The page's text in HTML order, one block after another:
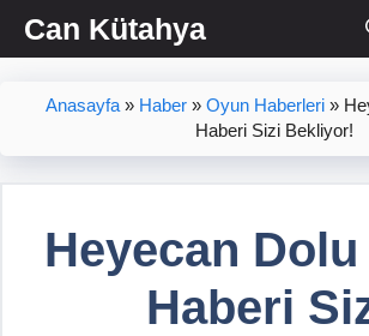
İçeriğe
atlaCan Kütahya
Anasayfa » Haber » Oyun Haberleri »
Haberi Sizi Bekliyor!
Heyecan
Haberi